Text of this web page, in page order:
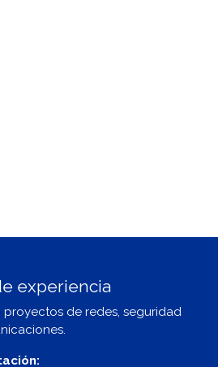
experiencia
de redes, seguridad